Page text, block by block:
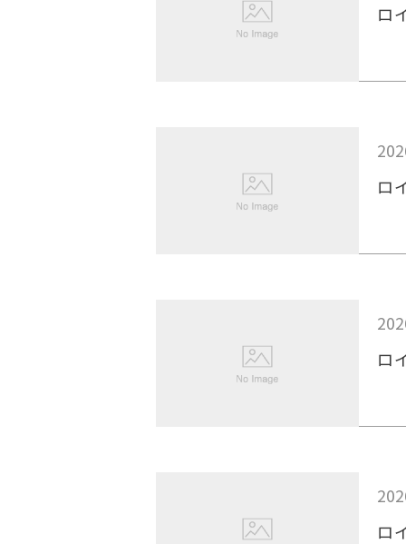
ロ
ロ
ロ
ロ